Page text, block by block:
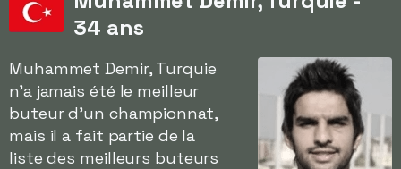
34 ans
Muhammet Demir, Turquie
n'a jamais été le meilleur
buteur d'un championnat,
mais il a fait partie de la
liste des meilleurs buteurs